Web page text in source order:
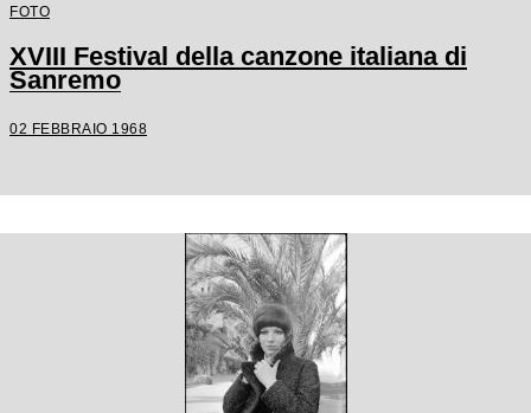
FOTO
XVIII Festival della canzone italiana di
Sanremo
02 FEBBRAIO 1968